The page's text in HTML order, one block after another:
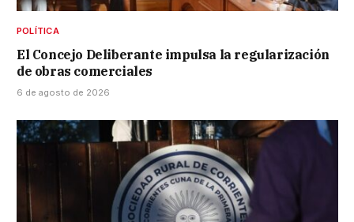
POLÍTICA
El Concejo Deliberante impulsa la regularización
de obras comerciales
6 de agosto de 2026